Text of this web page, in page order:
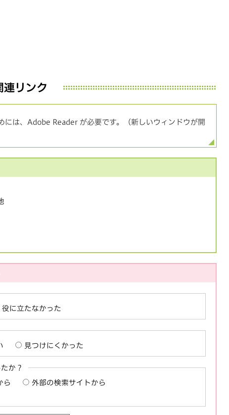
連リンク
には、Adobe Reader が必要です。（新しいウィンドウが開
役に立たなかった
見つけにくかった
か？
ら
外部の検索サイトから